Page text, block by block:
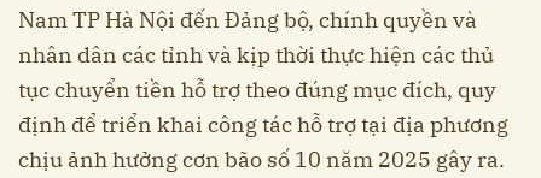
Nam TP Hà Nội đến Đảng bộ, chính quyền và
nhân dân các tỉnh và kịp thời thực hiện các thủ
tục chuyển tiền hỗ trợ theo đúng mục đích, quy
định để triển khai công tác hỗ trợ tại địa phương
chịu ảnh hưởng cơn bão số 10 năm 2025 gây ra.